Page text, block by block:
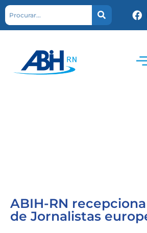
ABIH-RN
de Jornalistas